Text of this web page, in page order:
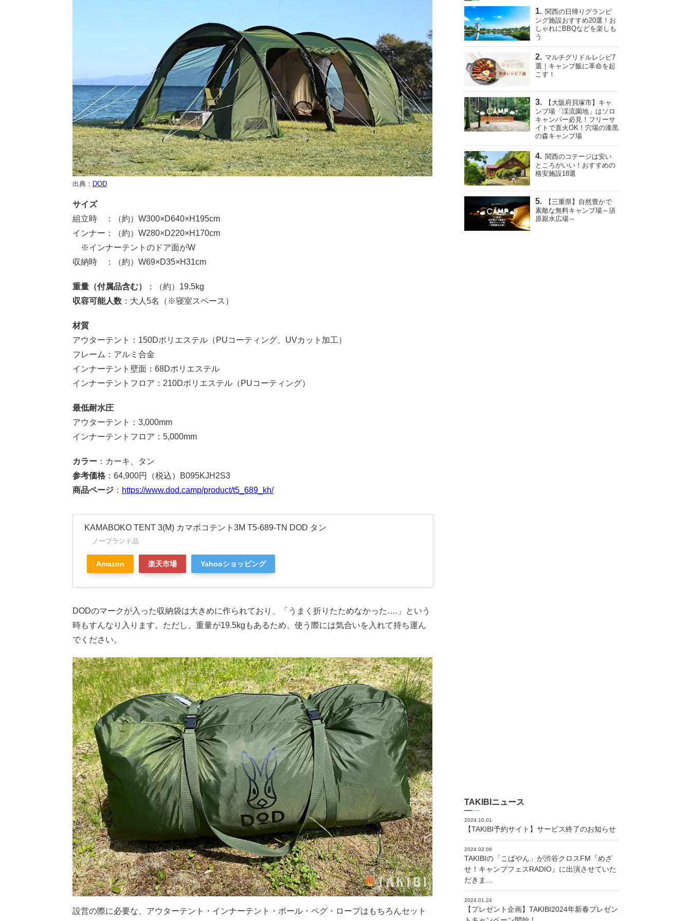
出典： DOD
サイズ
組立時 ：（約）W300×D640×H195cm
インナー：（約）W280×D220×H170cm
※インナーテントのドア面がW
収納時 ：（約）W69×D35×H31cm
重量（付属品含む）
：（約）19.5kg
収容可能人数 ：大人5名（※寝室スペース）
材質
アウターテント：150Dポリエステル（PUコーティング、UVカット加工）
フレーム：アルミ合金
インナーテント壁面：68Dポリエステル
インナーテントフロア：210Dポリエステル（PUコーティング）
最低耐水圧
アウターテント：3,000mm
インナーテントフロア：5,000mm
カラー ：カーキ、タン
参考価格 ：64,900円（税込）B095KJH2S3
商品ページ ： https://www.dod.camp/product/t5_689_kh/
KAMABOKO TENT 3(M) カマボコテント3M T5-689-TN DOD タン
ノーブランド品
Amazon 楽天市場 Yahooショッピング
DODのマークが入った収納袋は大きめに作られており、「うまく折りたためなかった….」という
時もすんなり入ります。ただし、重量が19.5kgもあるため、使う際には気合いを入れて持ち運ん
でください。
設営の際に必要な、アウターテント・インナーテント・ポール・ペグ・ロープはもちろんセット
関西の日帰りグランピ
ング施設おすすめ20選！お
しゃれにBBQなどを楽しも
う
マルチグリドルレシピ7
選｜キャンプ飯に革命を起
こす！
【大阪府貝塚市】キャ
ンプ場「渓流園地」はソロ
キャンパー必見！フリーサ
イトで直火OK！穴場の漆黒
の森キャンプ場
関西のコテージは安い
ところがいい！おすすめの
格安施設18選
【三重県】自然豊かで
素敵な無料キャンプ場～須
原親水広場～
TAKIBIニュース
2024.10.01
【TAKIBI予約サイト】サービス終了のお知らせ
2024.02.06
TAKIBIの「こばやん」が渋谷クロスFM『めざ
せ！キャンプフェスRADIO』に出演させていた
だきま…
2024.01.24
【プレゼント企画】TAKIBI2024年新春プレゼン